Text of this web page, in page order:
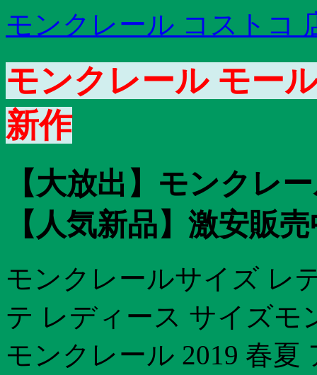
モンクレール コストコ
モンクレール モー
新作
【大放出】モンクレ
【人気新品】激安販
モンクレールサイズ レ
テ レディース サイズモ
モンクレール 2019 春